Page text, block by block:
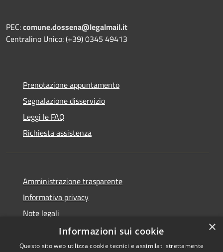
PEC:comune.dossena@legalmail.it
Centralino Unico: (+39) 0345 49413
Prenotazione appuntamento
Segnalazione disservizio
Leggi le FAQ
Richiesta assistenza
Amministrazione trasparente
Informativa privacy
Note legali
Dichiarazione di accessibilità
×
Informazioni sui cookie
Questo sito web utilizza cookie tecnici e assimilati strettamente